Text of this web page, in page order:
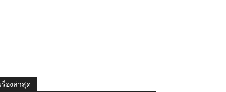
เรื่องล่าสุด